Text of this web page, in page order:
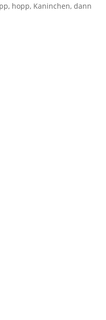
hopp, Kaninchen, dann